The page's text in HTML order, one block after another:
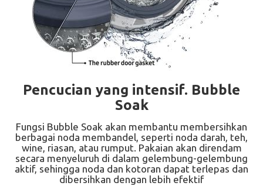
Pencucian yang intensif. Bubble
Soak
Fungsi Bubble Soak akan membantu membersihkan
berbagai noda membandel, seperti noda darah, teh,
wine, riasan, atau rumput. Pakaian akan direndam
secara menyeluruh di dalam gelembung-gelembung
aktif, sehingga noda dan kotoran dapat terlepas dan
dibersihkan dengan lebih efektif